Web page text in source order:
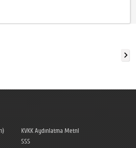
KVKK Aydınlatma Metni
SSS